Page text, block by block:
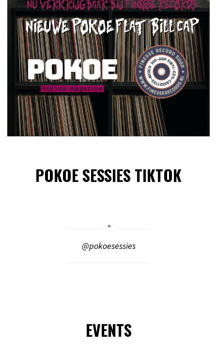
POKOE SESSIES TIKTOK
@pokoesessies
EVENTS